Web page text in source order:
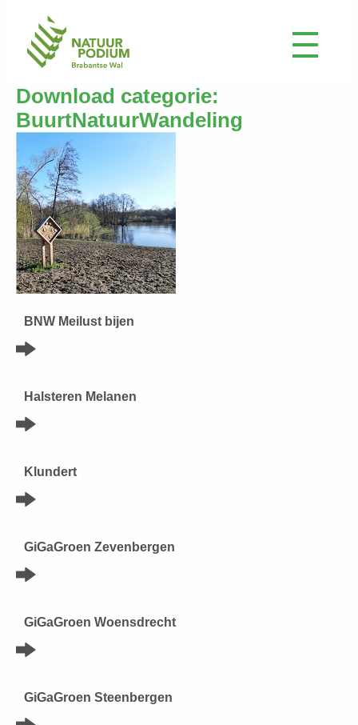
Download categorie:
BuurtNatuurWandeling
BNW Meilust bijen
Halsteren Melanen
Klundert
GiGaGroen Zevenbergen
GiGaGroen Woensdrecht
GiGaGroen Steenbergen